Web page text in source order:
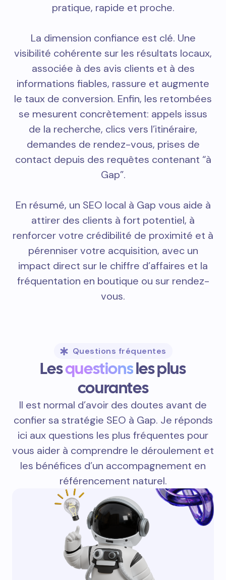
pratique, rapide et proche.
La dimension confiance est clé. Une
visibilité cohérente sur les résultats locaux,
associée à des avis clients et à des
informations fiables, rassure et augmente
le taux de conversion. Enfin, les retombées
se mesurent concrètement: appels issus
de la recherche, clics vers l’itinéraire,
demandes de rendez-vous, prises de
contact depuis des requêtes contenant “à
Gap”.
En résumé, un SEO local à Gap vous aide à
attirer des clients à fort potentiel, à
renforcer votre crédibilité de proximité et à
pérenniser votre acquisition, avec un
impact direct sur le chiffre d’affaires et la
fréquentation en boutique ou sur rendez-
vous.
Questions fréquentes
Lesquestionsles plus
courantes
Il est normal d’avoir des doutes avant de
confier sa stratégie SEO à Gap. Je réponds
ici aux questions les plus fréquentes pour
vous aider à comprendre le déroulement et
les bénéfices d’un accompagnement en
référencement naturel.